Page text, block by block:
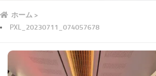
ホーム >
PXL_20230711_074057678